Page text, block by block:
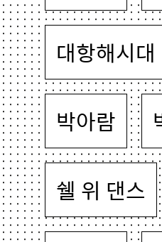
대항해시대
박아람
쉘 위 댄스